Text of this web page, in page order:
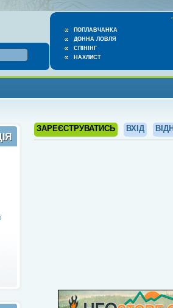
ПОПЛАВЧАНКА
ДОННА ЛОВЛЯ
СПІНІНГ
НАХЛИСТ
ЗАРЕЄСТРУВАТИСЬ ВХІД